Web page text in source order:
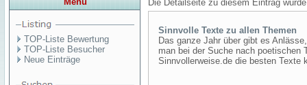
TOP-Liste Bewertung
TOP-Liste Besucher
Neue Einträge
Die Detailseite zu diesem Eintrag
Sinnvolle Texte zu allen Themen
Das ganze Jahr über gibt es
man bei der Suche nach
Sinnvollerweise.de die besten Texte